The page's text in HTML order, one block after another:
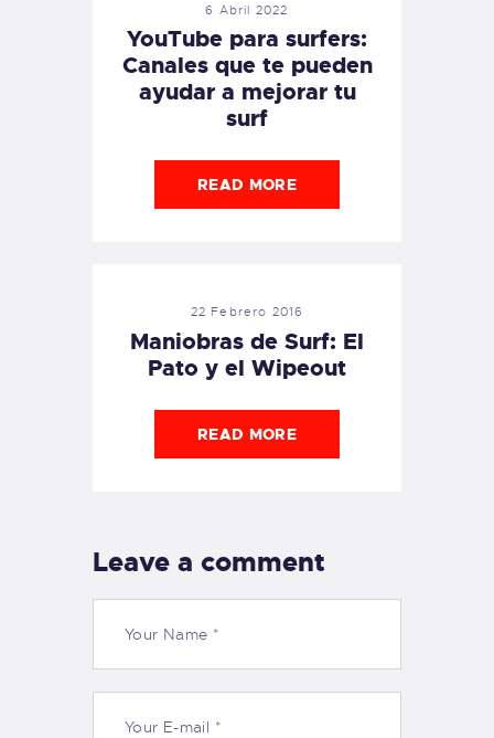
6 Abril 2022
YouTube para surfers:
Canales que te pueden
ayudar a mejorar tu
surf
READ MORE
22 Febrero 2016
Maniobras de Surf: El
Pato y el Wipeout
READ MORE
Leave a comment